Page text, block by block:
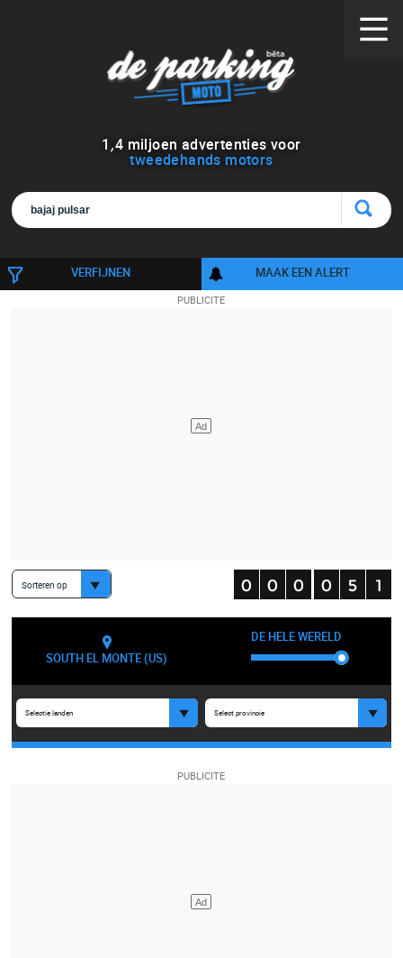
1 ,4 miljoen advertenties voor
tweedehands motors
VERFIJNEN MAAK EEN ALERT
Sorteren op
SOUTH EL MONTE (US)
DE HELE WERELD
Selectie landen Select provincie